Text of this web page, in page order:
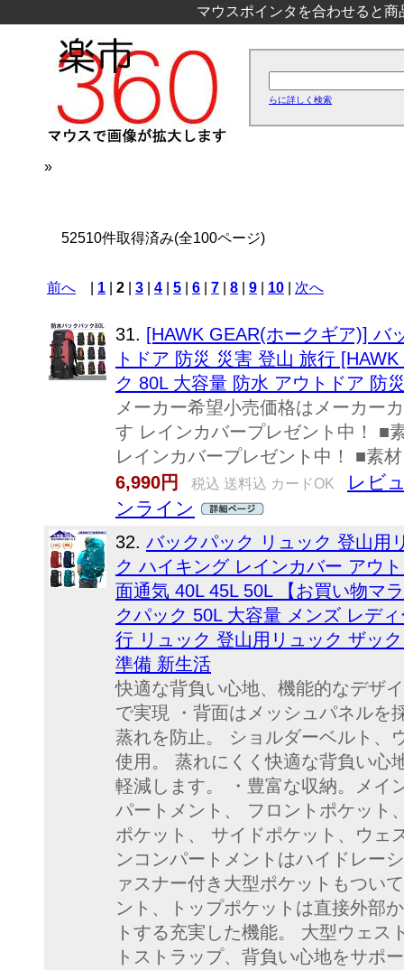
マウスポインタを合わせると
らに詳しく検索
»
52510件取得済み(全100ページ)
前へ 1 2 3 4 5 6 7 8 9 10 次へ
31. [HAWK GEAR(ホークギア)] バ
トドア 防災 災害 登山 旅行
ク 80L 大容量 防水 アウトドア 防
メーカー希望小売価格はメーカー
す レインカバープレゼント中！ ■
レインカバープレゼント中！ ■素
6,990円
税込 送料込 カードOK
レビ
ンライン
32. バックパック リュック 登山用
ク ハイキング レインカバー アウ
面通気 40L 45L 50L 【お買い物マ
クパック 50L 大容量 メンズ レデ
行 リュック 登山用リュック ザッ
準備 新生活
快適な背負い心地、機能的なデザ
で実現 ・背面はメッシュパネルを
蒸れを防止。 ショルダーベルト、
使用。 蒸れにくく快適な背負い心
軽減します。 ・豊富な収納。メイ
パートメント、 フロントポケット
ポケット、 サイドポケット、ウェ
ンコンパートメントはハイドレー
ァスナー付き大型ポケットもつい
ント、トップポケットは直接外部
トする充実した機能。 大型ウェ
トストラップ、背負い心地をサポ